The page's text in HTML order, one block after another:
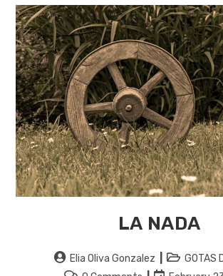
LA NADA
Post
author:
Elia Oliva Gonzalez
Post
category:
GOTAS